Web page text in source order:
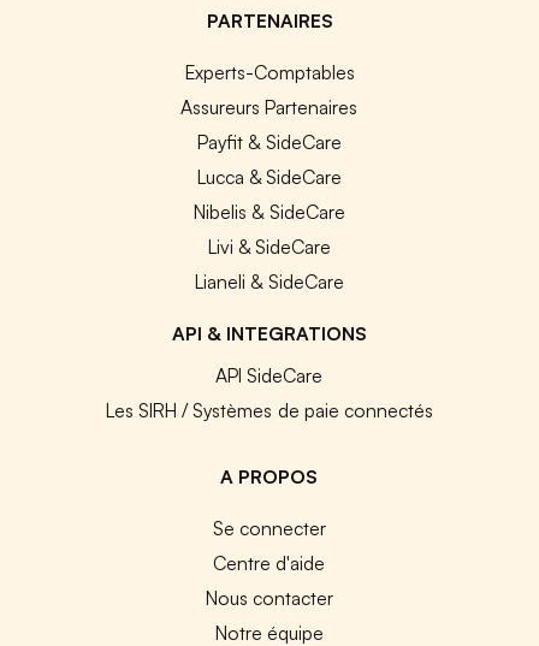
PARTENAIRES
Experts-Comptables
Assureurs Partenaires
Payfit & SideCare
Lucca & SideCare
Nibelis & SideCare
Livi & SideCare
Lianeli & SideCare
API & INTEGRATIONS
API SideCare
Les SIRH / Systèmes de paie connectés
A PROPOS
Se connecter
Centre d'aide
Nous contacter
Notre équipe